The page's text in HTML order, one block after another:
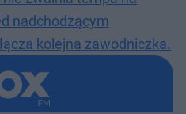
nadchodzącym
kolejna zawodniczka.